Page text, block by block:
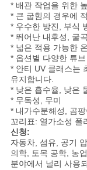
구
하
세
요
VR
SHOW
* 배관 작업을 위한
* 큰 굽힘의 경우에
* 우수한 방진, 부식
* 뛰어난 내후성, 굴
* 넓은 적용 가능한
* 옵션별 다양한 튜
* 안티 UV 클래스는
유지합니다.
* 낮은 흡수율, 낮은
* 무독성, 무미
* 내가수분해성, 곰
꼬리표: 열가소성 폴
신청:
자동차, 섬유, 공기
의학, 토목 공학, 농
분야에서 널리 사용